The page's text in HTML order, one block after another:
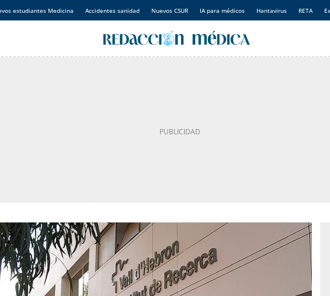
estudiantes Medicina Accidentes sanidad Nuevos CSUR IA para médicos Hantavirus RETA